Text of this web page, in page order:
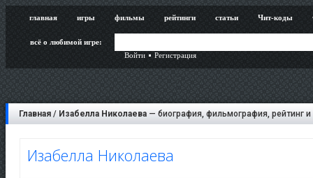
главная игры фильмы рейтинги статьи Чит-коды
всё о любимой игре:
Войти
Регистрация
Главная / Изабелла Николаева — биография, фильмография, рейтинг
Изабелла Николаева